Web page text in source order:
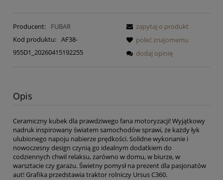
Producent:
FUBAR
Kod produktu: AF38-
955D1_20260415192255
zapytaj o produkt
poleć znajomemu
dodaj opinię
Opis
Ceramiczny kubek dla prawdziwego fana motoryzacji! Wyjątkowy
nadruk inspirowany światem samochodów sprawi, że każdy łyk
ulubionego napoju nabierze prędkości. Solidne wykonanie i
nowoczesny design czynią go idealnym dodatkiem do
codziennych chwil relaksu, zarówno w domu, w biurze, w
warsztacie czy garażu. Świetny pomysł na prezent dla pasjonatów
aut! Grafika przedstawia traktor rolniczy Ursus C360.